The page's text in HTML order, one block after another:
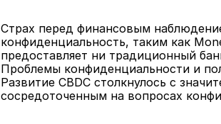
Страх перед финансовым
конфиденциальность, таким как
предоставляет ни традиционный
Проблемы конфиденциальности и
Развитие CBDC столкнулось с
сосредоточенным на вопросах